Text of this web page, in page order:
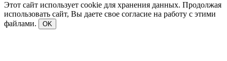
Этот сайт использует cookie для хранения данных. Продолжая
использовать сайт, Вы даете свое согласие на работу с этими
файлами.
OK